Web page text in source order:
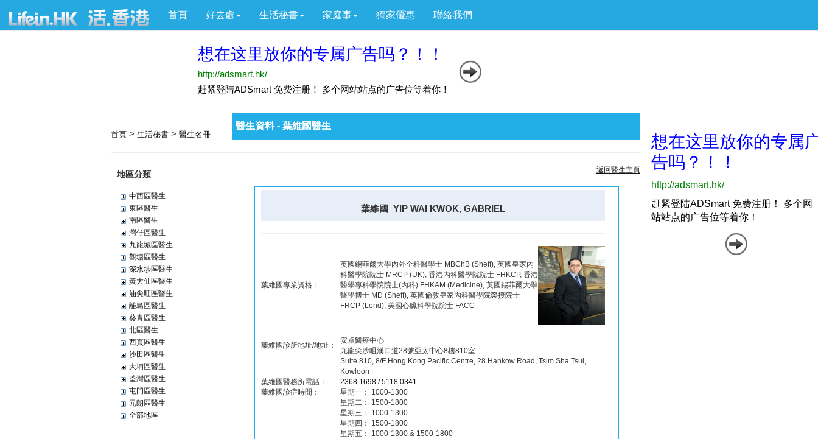
首頁 好去處 生活秘書 家庭事 獨家優惠 聯絡我們
首頁 > 生活秘書 > 醫生名冊
地區分類
中西區醫生
東區醫生
南區醫生
灣仔區醫生
九龍城區醫生
觀塘區醫生
深水埗區醫生
黃大仙區醫生
油尖旺區醫生
離島區醫生
葵青區醫生
北區醫生
西頁區醫生
沙田區醫生
大埔區醫生
荃灣區醫生
屯門區醫生
元朗區醫生
全部地區
醫生資料 - 葉維國醫生
返回醫生主頁
葉維國 YIP WAI KWOK, GABRIEL
葉維國專業資格：
英國錫菲爾大學內外全科醫學士 MBChB (Sheff), 英國皇家內
科醫學院院士 MRCP (UK), 香港內科醫學院院士 FHKCP, 香港
醫學專科學院院士(內科) FHKAM (Medicine), 英國錫菲爾大學
醫學博士 MD (Sheff), 英國倫敦皇家內科醫學院榮授院士
FRCP (Lond), 美國心臟科學院院士 FACC
葉維國診所地址/地址：
安卓醫療中心
九龍尖沙咀漢口道28號亞太中心8樓810室
Suite 810, 8/F Hong Kong Pacific Centre, 28 Hankow Road, Tsim Sha Tsui,
Kowloon
葉維國醫務所電話：
2368 1698 / 5118 0341
葉維國診症時間：
星期一： 1000-1300
星期二： 1500-1800
星期三： 1000-1300
星期四： 1500-1800
星期五： 1000-1300 & 1500-1800